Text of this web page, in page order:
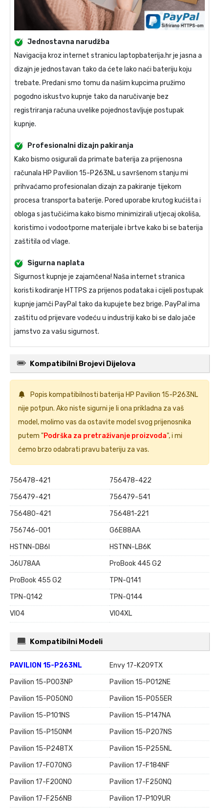
Jednostavna narudžba
Navigacija kroz internet stranicu laptopbaterija.hr je jasna a
dizajn je jednostavan tako da ćete lako naći bateriju koju
trebate. Predani smo tomu da našim kupcima pružimo
pogodno iskustvo kupnje tako da naručivanje bez
registriranja računa uvelike pojednostavljuje postupak
kupnje.
Profesionalni dizajn pakiranja
Kako bismo osigurali da primate baterija za prijenosna
računala HP Pavilion 15-P263NLu savršenom stanju mi
prihvaćamo profesionalan dizajn za pakiranje tijekom
procesa transporta baterije. Pored uporabe krutog kućišta i
obloga s jastučićima kako bismo minimizirali utjecaj okoliša,
koristimo i vodootporne materijale i brtve kako bi se baterija
zaštitila od vlage.
Sigurna naplata
Sigurnost kupnje je zajamčena! Naša internet stranica
koristi kodiranje HTTPS za prijenos podataka i cijeli postupak
kupnje jamči PayPal tako da kupujete bez brige. PayPal ima
zaštitu od prijevare vodeću u industriji kako bi se dalo jače
jamstvo za vašu sigurnost.
Kompatibilni Brojevi Dijelova
Popis kompatibilnosti baterija HP Pavilion 15-P263NL
nije potpun. Ako niste sigurni je li ona prikladna za vaš
model, molimo vas da ostavite model svog prijenosnika
putem "Podrška za pretraživanje proizvoda", i mi
ćemo brzo odabrati pravu bateriju za vas.
756478-421
756478-422
756479-421
756479-541
756480-421
756481-221
756746-001
G6E88AA
HSTNN-DB6I
HSTNN-LB6K
J6U78AA
ProBook 445 G2
ProBook 455 G2
TPN-Q141
TPN-Q142
TPN-Q144
VI04
VI04XL
Kompatibilni Modeli
PAVILION 15-P263NL
Envy 17-K209TX
Pavilion 15-P003NP
Pavilion 15-P012NE
Pavilion 15-P050NO
Pavilion 15-P055ER
Pavilion 15-P101NS
Pavilion 15-P147NA
Pavilion 15-P150NM
Pavilion 15-P207NS
Pavilion 15-P248TX
Pavilion 15-P255NL
Pavilion 17-F070NG
Pavilion 17-F184NF
Pavilion 17-F200NO
Pavilion 17-F250NQ
Pavilion 17-F256NB
Pavilion 17-P109UR